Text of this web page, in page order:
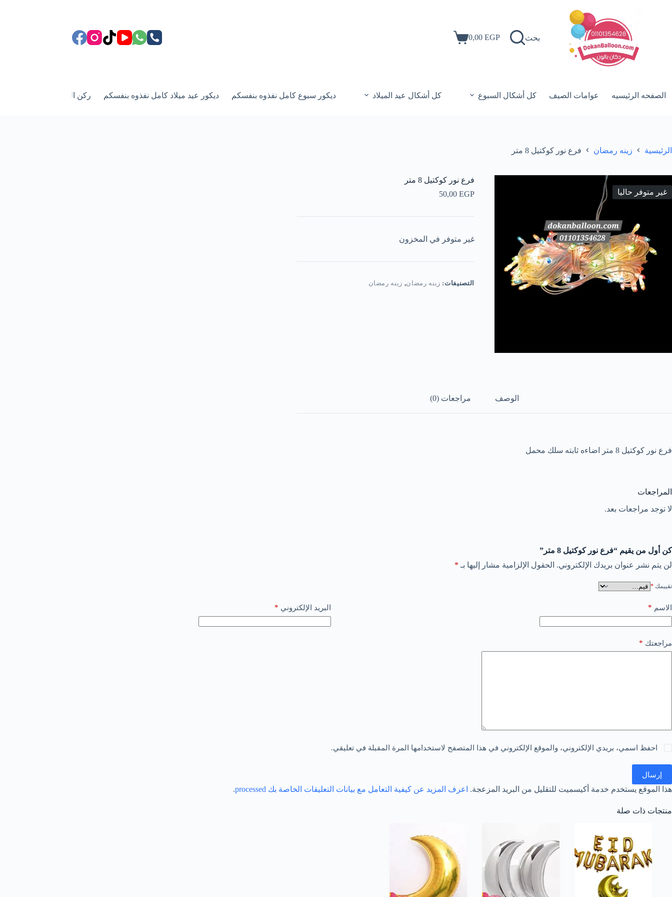
بحث
عربة
0,00 EGP
الصفحه الرئيسيه عوامات الصيف كل أشكال السبوع كل أشكال عيد الميلاد ديكور سبوع كامل نفذوه بنفسكم ديكور عيد ميلاد كامل نفذوه بنفسكم ركن الزفاف وعيد زواج
الرئيسية زينه رمضان فرع نور كوكتيل 8 متر
غير متوفر حاليا
فرع نور كوكتيل 8 متر
50,00 EGP
غير متوفر في المخزون
التصنيفات: زينه رمضان, زينه رمضان
الوصف مراجعات (0)
فرع نور كوكتيل 8 متر اضاءه ثابته سلك محمل
المراجعات
لا توجد مراجعات بعد.
كن أول من يقيم “فرع نور كوكتيل 8 متر”
لن يتم نشر عنوان بريدك الإلكتروني. الحقول الإلزامية مشار إليها بـ *
تقييمك *
الاسم * البريد الإلكتروني *
مراجعتك *
احفظ اسمي، بريدي الإلكتروني، والموقع الإلكتروني في هذا المتصفح لاستخدامها المرة المقبلة في تعليقي.
إرسال
هذا الموقع يستخدم خدمة أكيسميت للتقليل من البريد المزعجة. اعرف المزيد عن كيفية التعامل مع بيانات التعليقات الخاصة بك processed .
منتجات ذات صلة